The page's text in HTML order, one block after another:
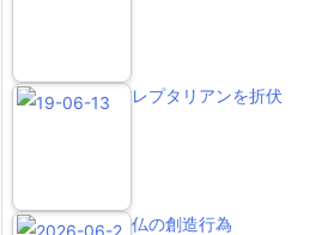
レプタリアンを折伏
仏の創造行為